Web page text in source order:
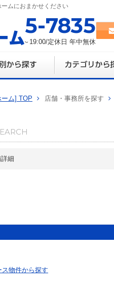
ムにおまかせください
7835
10:00～19:00/定休日 年中無休
ム] TOP 店舗・事務所を探す
細
物件から探す